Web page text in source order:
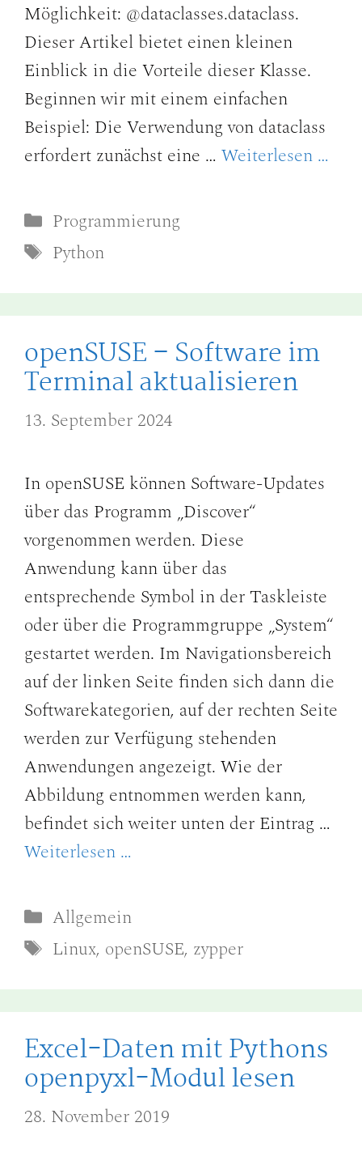
Möglichkeit: @dataclasses.dataclass.
Dieser Artikel bietet einen kleinen
Einblick in die Vorteile dieser Klasse.
Beginnen wir mit einem einfachen
Beispiel: Die Verwendung von dataclass
erfordert zunächst eine … Weiterlesen …
Kategorien
Programmierung
Schlagwörter
Python
openSUSE – Software im
Terminal aktualisieren
13. September 2024
In openSUSE können Software-Updates
über das Programm „Discover“
vorgenommen werden. Diese
Anwendung kann über das
entsprechende Symbol in der Taskleiste
oder über die Programmgruppe „System“
gestartet werden. Im Navigationsbereich
auf der linken Seite finden sich dann die
Softwarekategorien, auf der rechten Seite
werden zur Verfügung stehenden
Anwendungen angezeigt. Wie der
Abbildung entnommen werden kann,
befindet sich weiter unten der Eintrag …
Weiterlesen …
Kategorien
Allgemein
Schlagwörter
Linux, openSUSE, zypper
Excel-Daten mit Pythons
openpyxl-Modul lesen
28. November 2019